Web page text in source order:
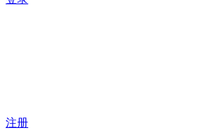
注册